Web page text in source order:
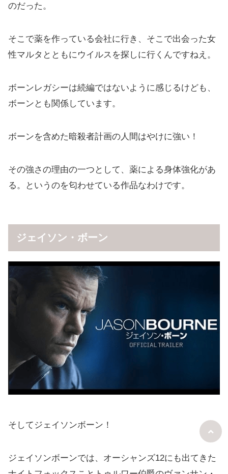
のだった。
そこで薬を作っている会社に行き、そこで出会った女
性マルタとともにウイルスを探しに行くんですねえ。
ボーンレガシーは続編ではないように感じるけども、
ボーンとも関係しています。
ボーンを含めた暗殺者計画の人間はやけに強い！
その強さの理由の一つとして、薬による身体強化があ
る。というのを匂わせている作品なわけです。
ジェイソン・ボーン
そしてジェイソンボーン！
ジェイソンボーンでは、オーシャンズ12にも出てきた